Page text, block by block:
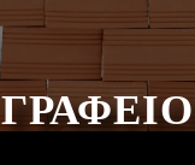
ΓΡΑΦΕΙΟ